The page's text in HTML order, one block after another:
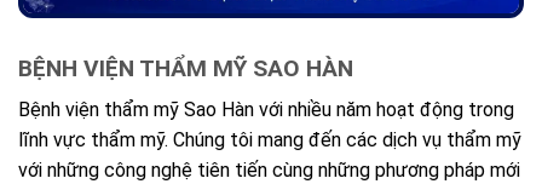
BỆNH VIỆN THẨM MỸ SAO HÀN
Bệnh viện thẩm mỹ Sao Hàn với nhiều năm hoạt động trong
lĩnh vực thẩm mỹ. Chúng tôi mang đến các dịch vụ thẩm mỹ
với những công nghệ tiên tiến cùng những phương pháp mới